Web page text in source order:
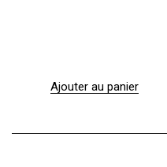
Ajouter au panier